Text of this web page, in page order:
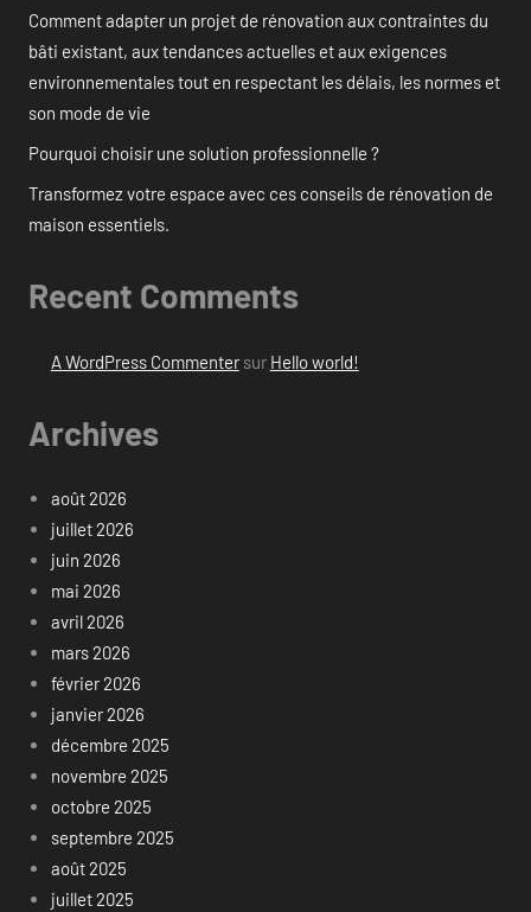
Comment adapter un projet de rénovation aux contraintes du
bâti existant, aux tendances actuelles et aux exigences
environnementales tout en respectant les délais, les normes et
son mode de vie
Pourquoi choisir une solution professionnelle ?
Transformez votre espace avec ces conseils de rénovation de
maison essentiels.
Recent Comments
A WordPress Commentersur Hello world!
Archives
août 2026
juillet 2026
juin 2026
mai 2026
avril 2026
mars 2026
février 2026
janvier 2026
décembre 2025
novembre 2025
octobre 2025
septembre 2025
août 2025
juillet 2025